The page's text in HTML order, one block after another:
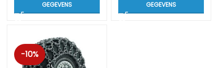
GEGEVENS GEGEVENS
-10%